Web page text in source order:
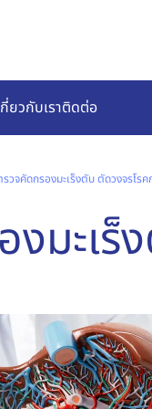
ยวกับเราติดต่อ
วจคัดกรองมะเร็งตับ ตัดวงจรโร
มะเร็